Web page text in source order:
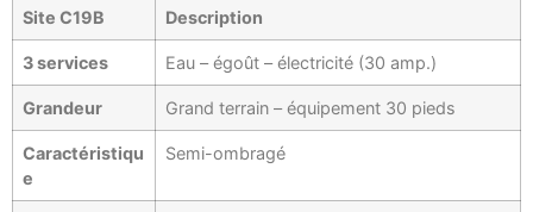
Site C19B Description
3 services Eau – égoût – électricité (30 amp.)
Grandeur Grand terrain – équipement 30 pieds
Caractéristiqu
e
Semi-ombragé